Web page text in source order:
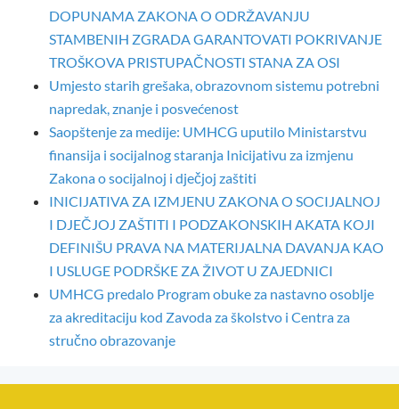
DOPUNAMA ZAKONA O ODRŽAVANJU
STAMBENIH ZGRADA GARANTOVATI POKRIVANJE
TROŠKOVA PRISTUPAČNOSTI STANA ZA OSI
Umjesto starih grešaka, obrazovnom sistemu potrebni
napredak, znanje i posvećenost
Saopštenje za medije: UMHCG uputilo Ministarstvu
finansija i socijalnog staranja Inicijativu za izmjenu
Zakona o socijalnoj i dječjoj zaštiti
INICIJATIVA ZA IZMJENU ZAKONA O SOCIJALNOJ
I DJEČJOJ ZAŠTITI I PODZAKONSKIH AKATA KOJI
DEFINIŠU PRAVA NA MATERIJALNA DAVANJA KAO
I USLUGE PODRŠKE ZA ŽIVOT U ZAJEDNICI
UMHCG predalo Program obuke za nastavno osoblje
za akreditaciju kod Zavoda za školstvo i Centra za
stručno obrazovanje